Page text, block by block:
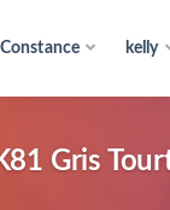
Constance kelly
Gris